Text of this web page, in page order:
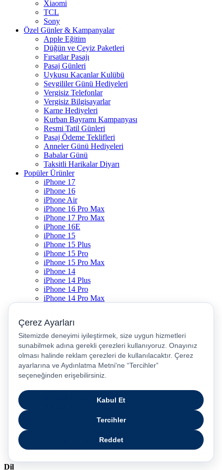
Xiaomi
TCL
Sony
Özel Günler & Kampanyalar
Apple Eğitim
Düğün ve Çeyiz Paketleri
Fırsatlar Pasajı
Pasaj Günleri
Uykusu Kaçanlar Kulübü
Sevgililer Günü Hediyeleri
Vergisiz Telefonlar
Vergisiz Bilgisayarlar
Karne Hediyeleri
Kurban Bayramı Kampanyası
Resmi Tatil Günleri
Pasaj Ödeme Teklifleri
Anneler Günü Hediyeleri
Babalar Günü
Taksitli Harikalar Diyarı
Popüler Ürünler
iPhone 17
iPhone 16
iPhone Air
iPhone 16 Pro Max
iPhone 17 Pro Max
iPhone 16E
iPhone 15
iPhone 15 Plus
iPhone 15 Pro
iPhone 15 Pro Max
iPhone 14
iPhone 14 Plus
iPhone 14 Pro
iPhone 14 Pro Max
iPhone 11
iPhone SE
Dyson Airwrap
Dyson V15
Dyson V15 Detect Submarine
Dyson Airstrait
Dyson V12
Samsung Galaxy S25
Samsung Galaxy S25 Ultra
PS4 / Playstation 4
Xbox Series X
Dil